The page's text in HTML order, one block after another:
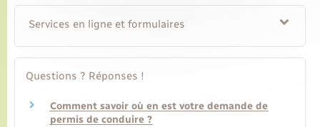
Services en ligne et formulaires
Questions ? Réponses !
Comment savoir où en est votre demande de
permis de conduire ?